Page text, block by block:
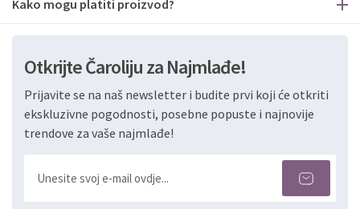
Kako mogu platiti proizvod?
Otkrijte Čaroliju za Najmlađe!
Prijavite se na naš newsletter i budite prvi koji će otkriti
ekskluzivne pogodnosti, posebne popuste i najnovije
trendove za vaše najmlađe!